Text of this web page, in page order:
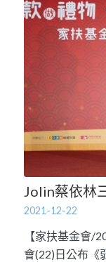
Jolin蔡依林
2021-12-22
【家扶基金
會(22)日公布《